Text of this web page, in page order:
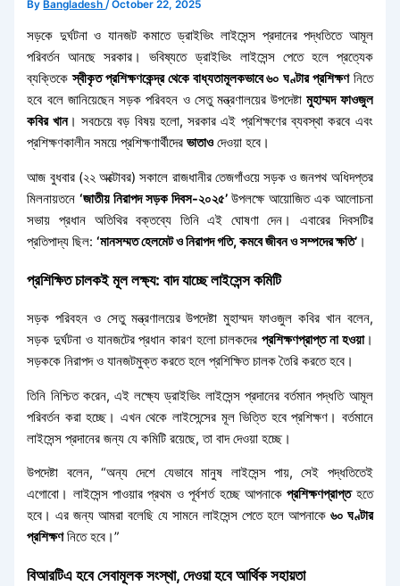
ByBangladesh/October 22, 2025
সড়কে দুর্ঘটনা ও যানজট কমাতে ড্রাইভিং লাইসেন্স প্রদানের পদ্ধতিতে আমূল
পরিবর্তন আনছে সরকার। ভবিষ্যতে ড্রাইভিং লাইসেন্স পেতে হলে প্রত্যেক
ব্যক্তিকেস্বীকৃত প্রশিক্ষণকেন্দ্র থেকে বাধ্যতামূলকভাবে ৬০ ঘণ্টার প্রশিক্ষণনিতে
হবে বলে জানিয়েছেন সড়ক পরিবহন ও সেতু মন্ত্রণালয়ের উপদেষ্টামুহাম্মদ ফাওজুল
কবির খান। সবচেয়ে বড় বিষয় হলো, সরকার এই প্রশিক্ষণের ব্যবস্থা করবে এবং
প্রশিক্ষণকালীন সময়ে প্রশিক্ষণার্থীদেরভাতাওদেওয়া হবে।
আজ বুধবার (২২ অক্টোবর) সকালে রাজধানীর তেজগাঁওয়ে সড়ক ও জনপথ অধিদপ্তর
মিলনায়তনে‘জাতীয় নিরাপদ সড়ক দিবস-২০২৫’উপলক্ষে আয়োজিত এক আলোচনা
সভায় প্রধান অতিথির বক্তব্যে তিনি এই ঘোষণা দেন। এবারের দিবসটির
প্রতিপাদ্য ছিল:‘মানসম্মত হেলমেট ও নিরাপদ গতি, কমবে জীবন ও সম্পদের ক্ষতি’ ।
প্রশিক্ষিত চালকই মূল লক্ষ্য: বাদ যাচ্ছে লাইসেন্স কমিটি
সড়ক পরিবহন ও সেতু মন্ত্রণালয়ের উপদেষ্টা মুহাম্মদ ফাওজুল কবির খান বলেন,
সড়ক দুর্ঘটনা ও যানজটের প্রধান কারণ হলো চালকদেরপ্রশিক্ষণপ্রাপ্ত না হওয়া।
সড়ককে নিরাপদ ও যানজটমুক্ত করতে হলে প্রশিক্ষিত চালক তৈরি করতে হবে।
তিনি নিশ্চিত করেন, এই লক্ষ্যে ড্রাইভিং লাইসেন্স প্রদানের বর্তমান পদ্ধতি আমূল
পরিবর্তন করা হচ্ছে। এখন থেকে লাইসেন্সের মূল ভিত্তি হবে প্রশিক্ষণ। বর্তমানে
লাইসেন্স প্রদানের জন্য যে কমিটি রয়েছে, তা বাদ দেওয়া হচ্ছে।
উপদেষ্টা বলেন, “অন্য দেশে যেভাবে মানুষ লাইসেন্স পায়, সেই পদ্ধতিতেই
এগোবো। লাইসেন্স পাওয়ার প্রথম ও পূর্বশর্ত হচ্ছে আপনাকেপ্রশিক্ষণপ্রাপ্তহতে
হবে। এর জন্য আমরা বলেছি যে সামনে লাইসেন্স পেতে হলে আপনাকে ৬০ ঘণ্টার
প্রশিক্ষণনিতে হবে।”
বিআরটিএ হবে সেবামূলক সংস্থা, দেওয়া হবে আর্থিক সহায়তা